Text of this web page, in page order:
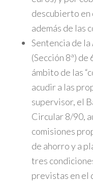
descubierto en
además de las
Sentencia de
(Sección 8ª)
ámbito de las
acudir a las
supervisor, el
Circular 8/90,
comisiones
de ahorro y a
tres
previstas en el